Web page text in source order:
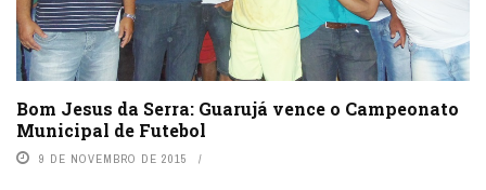
Bom Jesus da Serra: Guarujá vence o Campeonato
Municipal de Futebol
9 DE NOVEMBRO DE 2015